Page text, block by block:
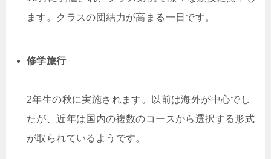
ます。クラスの団結力が高まる一日です。
修学旅行
2年生の秋に実施されます。以前は海外が中心でし
たが、近年は国内の複数のコースから選択する形式
が取られているようです。